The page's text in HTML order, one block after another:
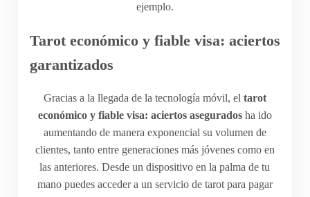
ejemplo.
Tarot económico y fiable visa: aciertos
garantizados
Gracias a la llegada de la tecnología móvil, el tarot
económico y fiable visa: aciertos aseguradosha ido
aumentando de manera exponencial su volumen de
clientes, tanto entre generaciones más jóvenes como en
las anteriores. Desde un dispositivo en la palma de tu
mano puedes acceder a un servicio de tarot para pagar